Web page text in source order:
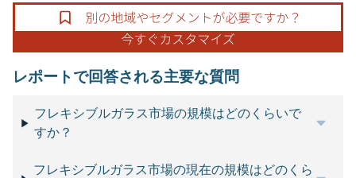
レポートで回答される主要な質問
フレキシブルガラス市場の規模はどのくらいで
すか？
フレキシブルガラス市場の現在の規模はどのくら